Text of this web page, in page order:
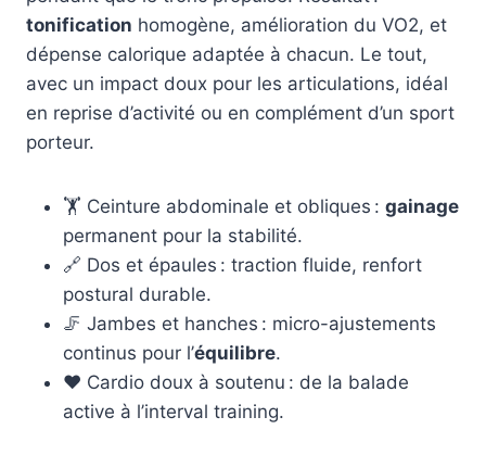
tonification homogène, amélioration du VO2, et
dépense calorique adaptée à chacun. Le tout,
avec un impact doux pour les articulations, idéal
en reprise d’activité ou en complément d’un sport
porteur.
🏋️ Ceinture abdominale et obliques : gainage
permanent pour la stabilité.
🔗 Dos et épaules : traction fluide, renfort
postural durable.
🦵 Jambes et hanches : micro-ajustements
continus pour l’équilibre.
❤️ Cardio doux à soutenu : de la balade
active à l’interval training.